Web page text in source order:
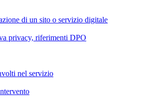
di un sito o servizio digitale
privacy, riferimenti DPO
nel servizio